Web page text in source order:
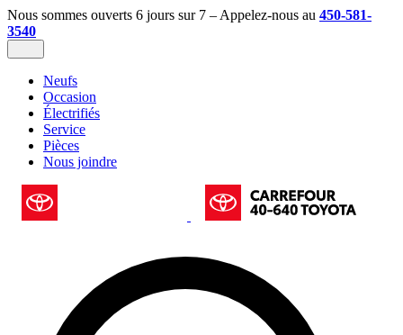
Nous sommes ouverts 6 jours sur 7 – Appelez-nous au 450-581-
3540
Neufs
Occasion
Électrifiés
Service
Pièces
Nous joindre